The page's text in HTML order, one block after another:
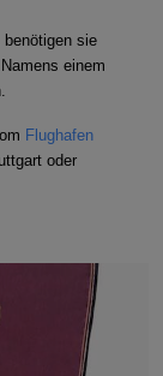
benötigen sie
einem
Flughafen
oder